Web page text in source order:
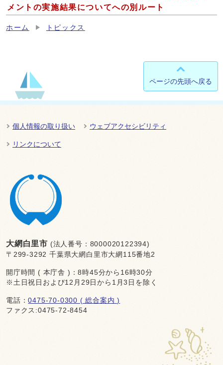
メントの実施結果についてへの別ルート
ホーム トピックス
ページの先頭へ戻る
個人情報の取り扱い ウェブアクセシビリティ
リンクについて
大網白里市 (法人番号：8000020122394)
〒299-3292 千葉県大網白里市大網115番地2
開庁時間 ( 本庁舎 )：8時45分から16時30分
※土日祝日および12月29日から1月3日を除く
電話：0475-70-0300 ( 総合案内 )
ファクス:0475-72-8454